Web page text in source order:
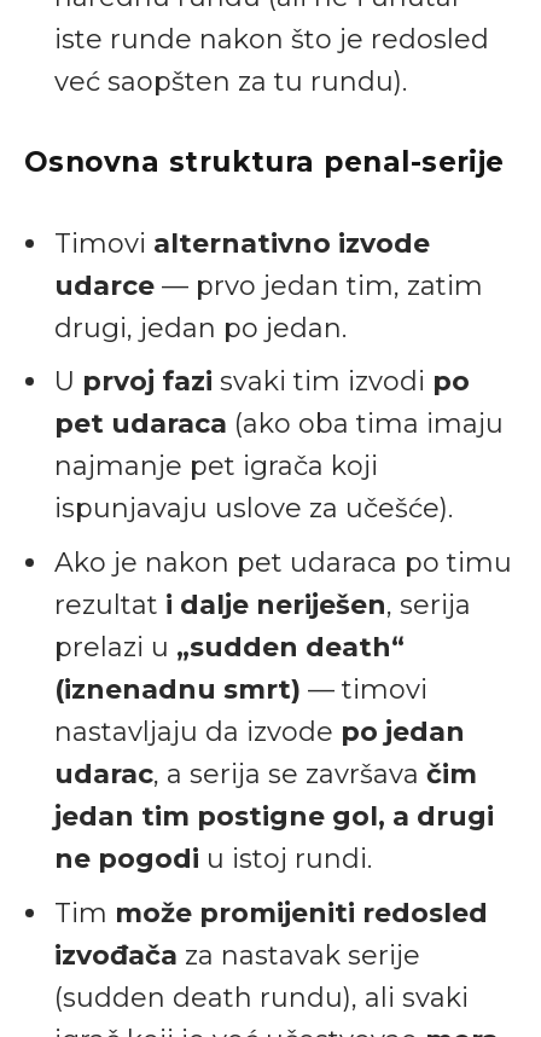
iste runde nakon što je redosled
već saopšten za tu rundu).
Osnovna struktura penal-serije
Timovi alternativno izvode
udarce — prvo jedan tim, zatim
drugi, jedan po jedan.
U prvoj fazi svaki tim izvodi po
pet udaraca (ako oba tima imaju
najmanje pet igrača koji
ispunjavaju uslove za učešće).
Ako je nakon pet udaraca po timu
rezultat i dalje neriješen, serija
prelazi u „sudden death“
(iznenadnu smrt) — timovi
nastavljaju da izvode po jedan
udarac, a serija se završava čim
jedan tim postigne gol, a drugi
ne pogodi u istoj rundi.
Tim može promijeniti redosled
izvođača za nastavak serije
(sudden death rundu), ali svaki